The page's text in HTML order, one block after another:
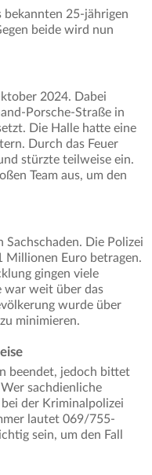
bekannten 25-jährigen
beide wird nun
2024. Dabei
Porsche-Straße in
Die Halle hatte eine
Durch das Feuer
stürzte teilweise ein.
Team aus, um den
Sachschaden. Die Polizei
Millionen Euro betragen.
gingen viele
war weit über das
wurde über
minimieren.
beendet, jedoch bittet
sachdienliche
der Kriminalpolizei
lautet 069/755-
sein, um den Fall